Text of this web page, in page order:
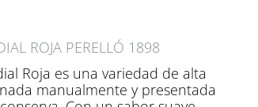
ROJA PERELLÓ 1898
Roja es una variedad de alta
manualmente y presentada